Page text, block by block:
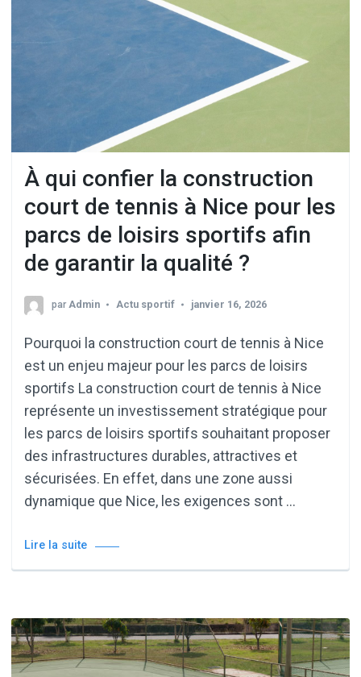
À qui confier la construction
court de tennis à Nice pour les
parcs de loisirs sportifs afin
de garantir la qualité ?
parAdmin Actu sportif janvier 16, 2026
Pourquoi la construction court de tennis à Nice
est un enjeu majeur pour les parcs de loisirs
sportifs La construction court de tennis à Nice
représente un investissement stratégique pour
les parcs de loisirs sportifs souhaitant proposer
des infrastructures durables, attractives et
sécurisées. En effet, dans une zone aussi
dynamique que Nice, les exigences sont …
Lire la suite